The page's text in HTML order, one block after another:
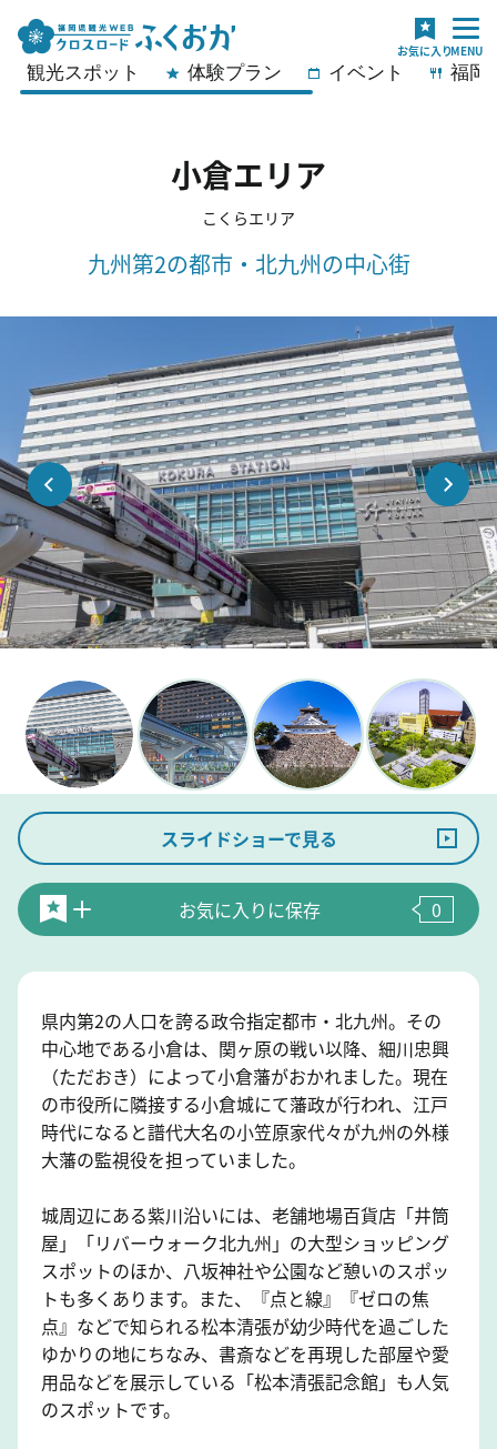
観光スポット 体験プラン イベント 福岡
小倉エリア
こくらエリア
九州第2の都市・北九州の中心街
スライドショーで見る
お気に入りに保存 0
県内第2の人口を誇る政令指定都市・北九州。その
中心地である小倉は、関ヶ原の戦い以降、細川忠興
（ただおき）によって小倉藩がおかれました。現在
の市役所に隣接する小倉城にて藩政が行われ、江戸
時代になると譜代大名の小笠原家代々が九州の外様
大藩の監視役を担っていました。
城周辺にある紫川沿いには、老舗地場百貨店「井筒
屋」「リバーウォーク北九州」の大型ショッピング
スポットのほか、八坂神社や公園など憩いのスポッ
トも多くあります。また、『点と線』『ゼロの焦
点』などで知られる松本清張が幼少時代を過ごした
ゆかりの地にちなみ、書斎などを再現した部屋や愛
用品などを展示している「松本清張記念館」も人気
のスポットです。